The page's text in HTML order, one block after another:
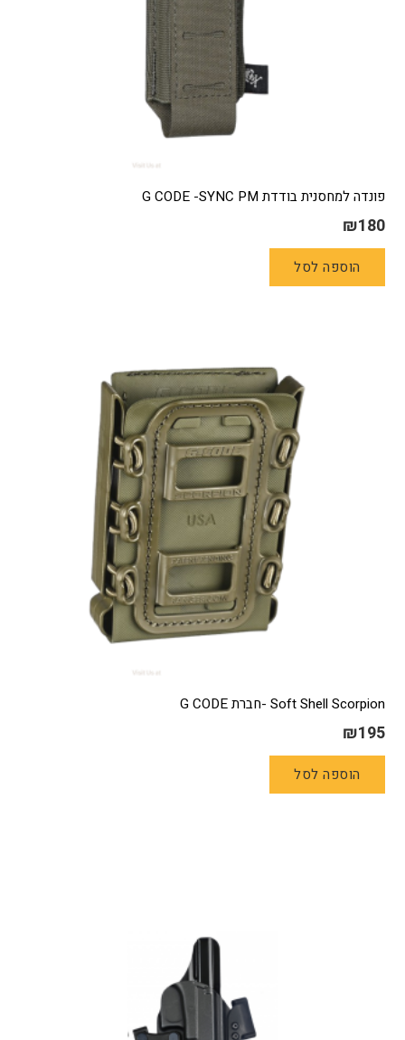
פונדה למחסנית בודדת G CODE -SYNC PM
₪180
הוספה לסל
Soft Shell Scorpion -חברת G CODE
₪195
הוספה לסל